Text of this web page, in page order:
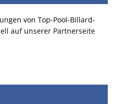
von Top-Pool-Billard-
auf unserer Partnerseite